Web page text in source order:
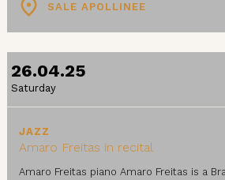
SALE APOLLINEE
26.04.25
Saturday
JAZZ
Amaro Freitas in recital
Amaro Freitas piano Amaro Freitas is a